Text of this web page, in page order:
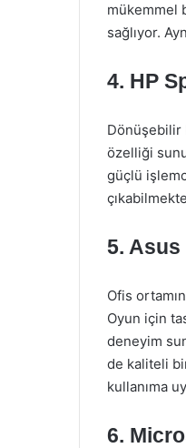
mükemmel
sağlıyor.
4. HP
Dönüşebilir
özelliği
güçlü
5. Asus
Ofis
Oyun için
deneyim
de kaliteli
kullanıma
6.